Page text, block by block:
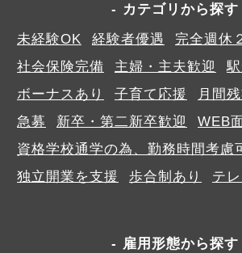
カテゴリから探す
未経験OK
経験者優遇
完全週休
社会保険完備
主婦・主夫歓迎
ボーナスあり
子育て応援
月間
急募
新卒・第二新卒歓迎
WEB
資格学校通学の為、勤務時間考慮
独立開業を支援
歩合制あり テ
雇用形態から探す